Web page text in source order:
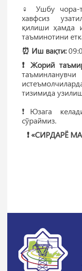
♀️ Ушбу чора-
хавфсиз
қилиши ҳамда
таъминотини
⏰ Иш вақти:
❗️ Жорий
тизимида
❗️Юзага
сўраймиз.
❗️ «СИРДАРЁ